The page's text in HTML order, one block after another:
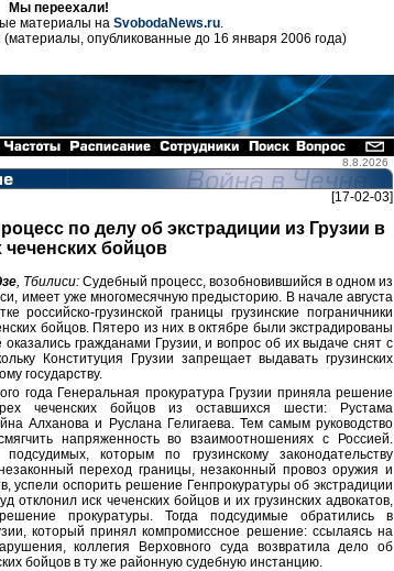
Мы переехали!
материалы на SvobodaNews.ru.
опубликованные до 16 января 2006 года)
8.8.2026
[17-02-03]
по делу об экстрадиции из Грузии в
бойцов
, Тбилиси: Судебный процесс, возобновившийся в одном из
имеет уже многомесячную предысторию. В начале августа
российско-грузинской границы грузинские пограничники
бойцов. Пятеро из них в октябре были экстрадированы
гражданами Грузии, и вопрос об их выдаче снят с
Конституция Грузии запрещает выдавать грузинских
государству.
года Генеральная прокуратура Грузии приняла решение
чеченских бойцов из оставшихся шести: Рустама
Алханова и Руслана Гелигаева. Тем самым руководство
напряженность во взаимоотношениях с Россией.
которым по грузинскому законодательству
переход границы, незаконный провоз оружия и
успели оспорить решение Генпрокуратуры об экстрадиции
отклонил иск чеченских бойцов и их грузинских адвокатов,
прокуратуры. Тогда подсудимые обратились в
который принял компромиссное решение: ссылаясь на
коллегия Верховного суда возвратила дело об
бойцов в ту же районную судебную инстанцию.